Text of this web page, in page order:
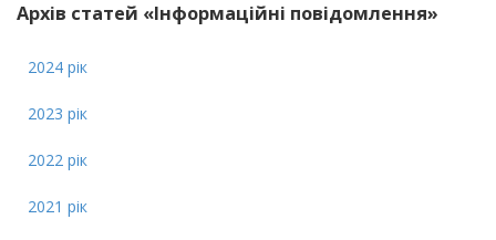
Архів статей «Інформаційні повідомлення»
2024 рік
2023 рік
2022 рік
2021 рік